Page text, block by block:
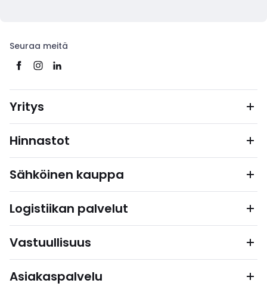
Seuraa meitä
Yritys
Hinnastot
Sähköinen kauppa
Logistiikan palvelut
Vastuullisuus
Asiakaspalvelu